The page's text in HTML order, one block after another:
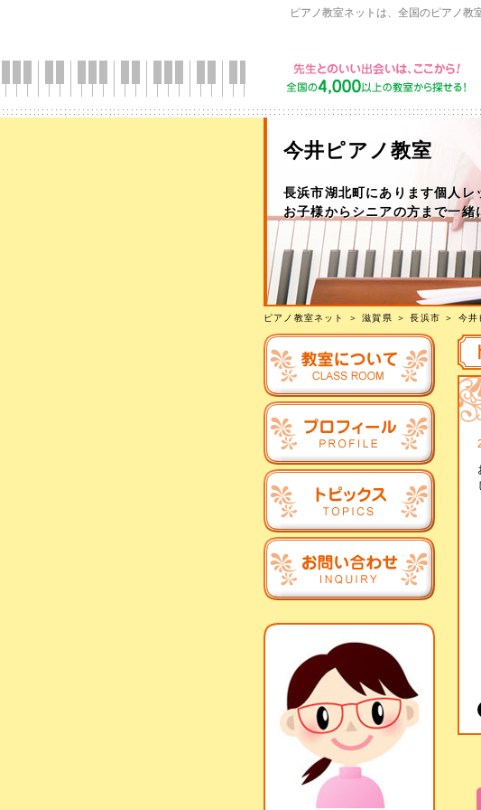
ピアノ教室ネットは、全国のピアノ教
今井ピアノ教室
長浜市湖北町にあります個人レ
お子様からシニアの方まで一緒
ピアノ教室ネット ＞滋賀県 ＞長浜市 ＞ 今井